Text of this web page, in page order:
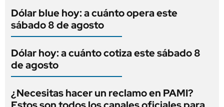
Dólar blue hoy: a cuánto opera este
sábado 8 de agosto
Dólar hoy: a cuánto cotiza este sábado 8
de agosto
¿Necesitas hacer un reclamo en PAMI?